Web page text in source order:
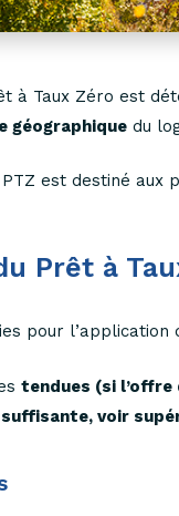
à Taux Zéro est
géographique du
est destiné aux
Prêt à
pour l’application
tendues (si
voir